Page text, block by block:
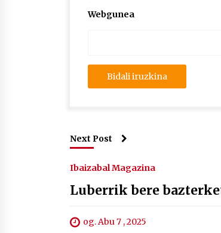
Webgunea
Next Post
Ibaizabal Magazina
Luberrik bere
og. Abu 7 , 2025